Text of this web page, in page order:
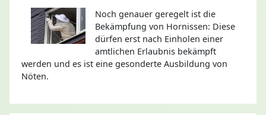
Noch genauer geregelt ist die
Bekämpfung von Hornissen: Diese
dürfen erst nach Einholen einer
amtlichen Erlaubnis bekämpft
werden und es ist eine gesonderte Ausbildung von
Nöten.